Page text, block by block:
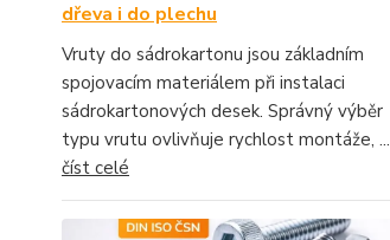
dřeva i do plechu
Vruty do sádrokartonu jsou základním
spojovacím materiálem při instalaci
sádrokartonových desek. Správný výběr
typu vrutu ovlivňuje rychlost montáže, ...
číst celé